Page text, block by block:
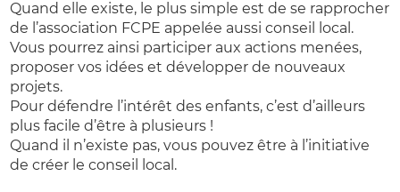
Quand elle existe, le plus simple est de se rapprocher
de l’association FCPE appelée aussi conseil local.
Vous pourrez ainsi participer aux actions menées,
proposer vos idées et développer de nouveaux
projets.
Pour défendre l’intérêt des enfants, c’est d’ailleurs
plus facile d’être à plusieurs !
Quand il n’existe pas, vous pouvez être à l’initiative
de créer le conseil local.